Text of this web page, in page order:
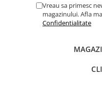
Intinzator de curea
Ax cutie viteze
Bucsa cutie viteze
Rulmenti cutie viteze
Vreau sa primesc
magazinului. Afla
Confidentialitate